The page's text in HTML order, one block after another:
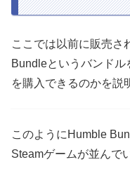
ここでは以前に販売さ
Bundleというバンド
を購入できるのかを説
このようにHumble
Steamゲームが並んで